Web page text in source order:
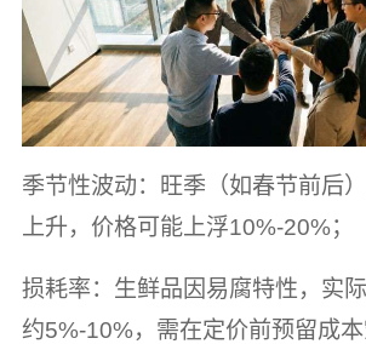
季节性波动：旺季（如春节前后
上升，价格可能上浮10%-20%；
损耗率：生鲜品因易腐特性，实
约5%-10%，需在定价前预留成本